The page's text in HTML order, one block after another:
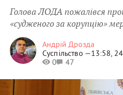
Голова ЛОДА пожалівся
«судженого за корупцію»
Андрій Дрозда
Суспільство —13:58,
0
47